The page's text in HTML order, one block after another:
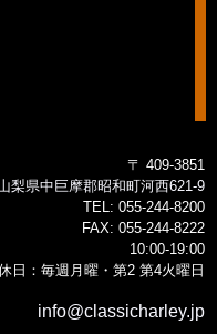
〒 409-3851
梨県中巨摩郡昭和町河西621-9
TEL: 055-244-8200
FAX: 055-244-8222
10:00-19:00
日：毎週月曜・第2 第4火曜日
info@classicharley.jp